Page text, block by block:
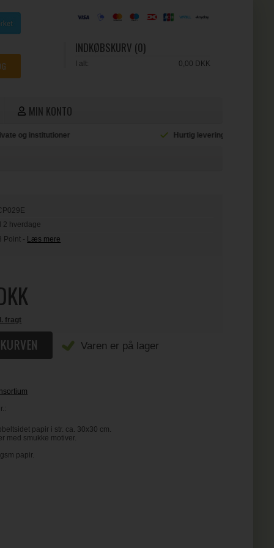
INDKØBSKURV (0)
I alt: 0,00 DKK
MIN KONTO
Hurtig levering
2 hverdage
Point - Læs mere
fragt
Varen er på lager
papir i str. ca. 30x30 cm.
med smukke motiver.
papir.